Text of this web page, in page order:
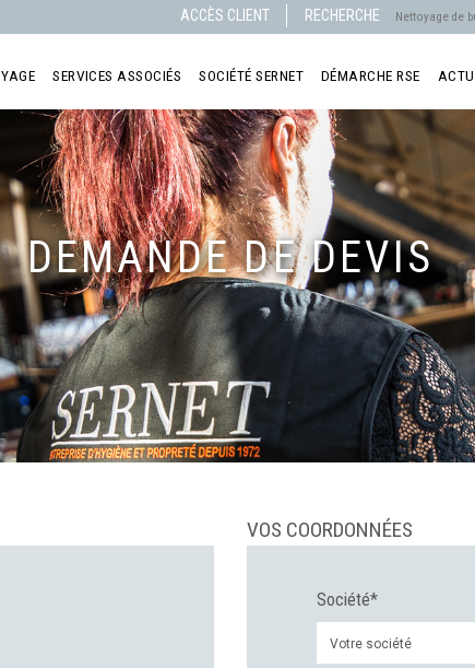
ACCÈS CLIENT RECHERCHE
SERVICES ASSOCIÉS SOCIÉTÉ SERNET DÉMARCHE RSE
DEMANDE DE DEVIS
VOS COORDONNÉES
Société*